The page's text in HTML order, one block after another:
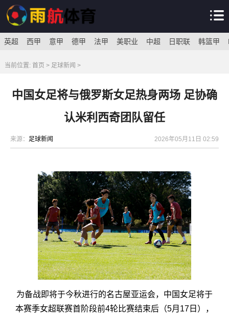
英超 西甲 意甲 德甲 法甲 美职业 中超 日职联 韩篮甲
当前位置: 首页 > 足球新闻 >
中国女足将与俄罗斯女足热身两场 足协确
认米利西奇团队留任
来源： 足球新闻 2026年05月11日 02:59
为备战即将于今秋进行的名古屋亚运会，中国女足将于
本赛季女超联赛首阶段前4轮比赛结束后（5月17日），